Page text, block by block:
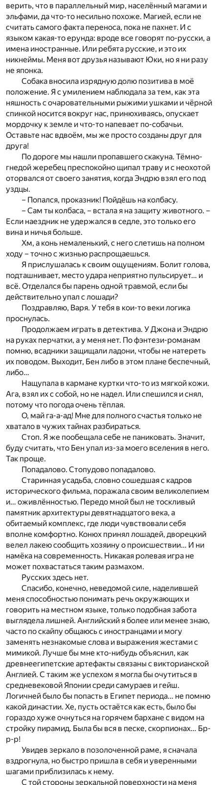
верить, что в параллельный мир, населённый магами и
эльфами, да что-то несильно похоже. Магией, если не
считать самого факта переноса, пока не пахнет. И с
языком какая-то ерунда: вроде все говорят по-русски, а
имена иностранные. Или ребята русские, и это их
никнеймы. Меня вот друзья называют Юки, но я ни разу
не японка.
Собака вносила изрядную долю позитива в моё
положение. Я с умилением наблюдала за тем, как эта
няшность с очаровательными рыжими ушками и чёрной
спинкой носится вокруг нас, принюхиваясь, опускает
мордочку к земле и что-то напевает по-собачьи.
Оставьте нас вдвоём, мы же просто созданы друг для
друга!
По дороге мы нашли пропавшего скакуна. Тёмно-
гнедой жеребец преспокойно щипал траву и с неохотой
оторвался от своего занятия, когда Эндрю взял его под
уздцы.
– Попался, проказник! Пойдёшь на колбасу.
– Сам ты колбаса, – встала я на защиту животного. –
Если наездник не удержался в седле, это только его
вина и ничья больше.
Хм, а конь немаленький, с него слетишь на полном
ходу – точно с жизнью распрощаешься.
Я прислушалась к своим ощущениям. Болит голова,
подташнивает, место удара неприятно пульсирует… и
всё. Отделался бы парень одной травмой, если бы
действительно упал с лошади?
Поздравляю, Варя. У тебя в кои-то веки логика
проснулась.
Продолжаем играть в детектива. У Джона и Эндрю
на руках перчатки, а у меня нет. По фэнтези-романам
помню, всадники защищали ладони, чтобы не натереть
их поводом. Выходит, Бен либо в этом плане беспечный,
либо…
Нащупала в кармане куртки что-то из мягкой кожи.
Ага, взял их с собой, но не надел. Или спешился и снял,
потому что погода очень тёплая.
О, май га-а-ад! Мне для полного счастья только не
хватало в чужих тайнах разбираться.
Стоп. Я же пообещала себе не паниковать. Значит,
буду считать, что Бен упал из-за моего вселения в него.
Так проще.
Попадалово. Стопудово попадалово.
Старинная усадьба, словно сошедшая с кадров
исторического фильма, поражала своим великолепием
и… оживлённостью. Передо мной был не тоскливый
памятник архитектуры девятнадцатого века, а
обитаемый комплекс, где люди чувствовали себя
вполне комфортно. Конюх принял лошадей, дворецкий
велел лакею сообщить хозяину о происшествии… И ни
намёка на современность. Никакая ролевая игра не
может похвастаться таким размахом.
Русских здесь нет.
Спасибо, конечно, неведомой силе, наделившей
меня способностью понимать речь окружающих и
говорить на местном языке, только подобная забота
выглядела лишней. Английский я более или менее знаю,
часто по скайпу общаюсь с иностранцами и могу
заменять незнакомые слова и выражения жестами с
мимикой. Лучше бы мне кто-нибудь объяснил, как
древнеегипетские артефакты связаны с викторианской
Англией. С таким же успехом я могла бы очутиться в
средневековой Японии среди самураев и гейш.
Логичней было бы попасть в Египет периода… не помню
какой династии. Хе, пусть остаётся как есть, было бы
гораздо хуже очнуться на горячем бархане с видом на
стройку пирамид. Была бы вся в песке, скорпионах… Бр-
р-р!
Увидев зеркало в позолоченной раме, я сначала
вздрогнула, но быстро пришла в себя и уверенными
шагами приблизилась к нему.
С той стороны зеркальной поверхности на меня